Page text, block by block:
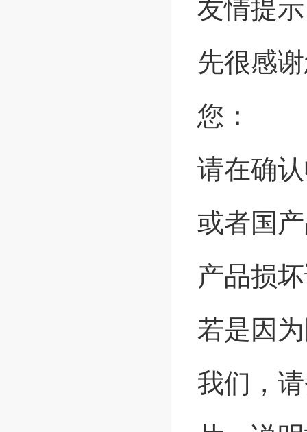
友情提
先很感
您：
请在确
或者国
产品损
若是因
我们，